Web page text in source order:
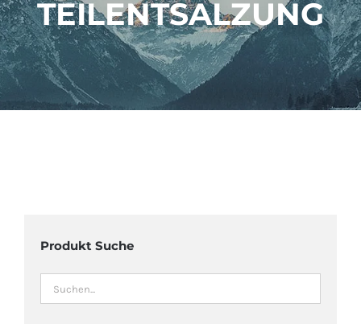
ÜBER UNS
IMBISSANHÄNGER
KONTAKT
WARENKORB
TEILENTSALZUNG
Produkt Suche